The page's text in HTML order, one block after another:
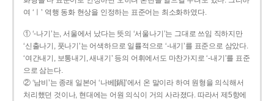
여 ‘ㅣ’ 역행 동화 현상을 인정하는 표준어는 최소화하였다.
① ‘-나기’는, 서울에서 났다는 뜻의 ‘서울나기’는 그대로 쓰임 직하지만
‘신출나기, 풋나기’는 어색하므로 일률적으로 ‘-내기’를 표준으로 삼았다.
‘여간내기, 보통내기, 새내기’ 등의 어휘에서도 마찬가지로 ‘-내기’를 표준
으로 삼는다.
② ‘남비’는 종래 일본어 ‘나베[鍋]’에서 온 말이라 하여 원형을 의식해서
처리했던 것이나, 현대에는 어원 의식이 거의 사라졌다. 따라서 제5항에